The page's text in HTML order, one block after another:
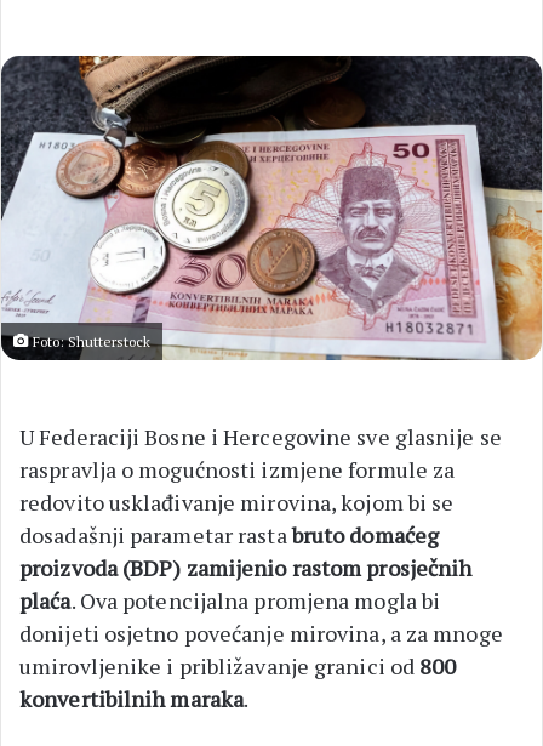
Foto: Shutterstock
U Federaciji Bosne i Hercegovine sve glasnije se
raspravlja o mogućnosti izmjene formule za
redovito usklađivanje mirovina, kojom bi se
dosadašnji parametar rastabruto domaćeg
proizvoda (BDP) zamijenio rastom prosječnih
plaća. Ova potencijalna promjena mogla bi
donijeti osjetno povećanje mirovina, a za mnoge
umirovljenike i približavanje granici od 800
konvertibilnih maraka.